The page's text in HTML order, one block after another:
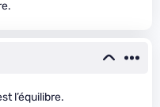
l’équilibre.